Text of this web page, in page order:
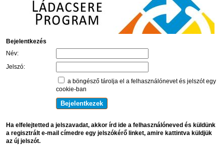
Bejelentkezés
Név:
Jelszó:
a böngésző tárolja el a felhasználónevet és jelszót egy
cookie-ban
Ha elfelejtetted a jelszavadat, akkor írd ide a felhasználóneved és küldünk
a regisztrált e-mail címedre egy jelszókérő linket, amire kattintva küldjük
az új jelszót.